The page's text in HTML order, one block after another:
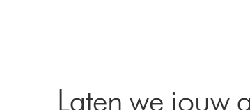
Laten we jouw